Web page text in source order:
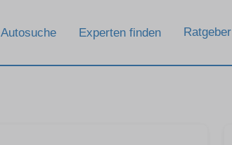
Autosuche Experten finden Ratgeber